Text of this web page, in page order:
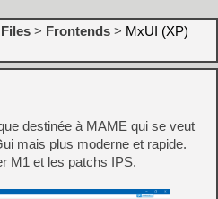
> Frontends > MxUI (XP)
destinée à MAME qui se veut
mais plus moderne et rapide.
M1 et les patchs IPS.